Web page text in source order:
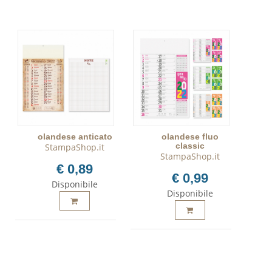
olandese anticato
StampaShop.it
€ 0,89
Disponibile
olandese fluo
classic
StampaShop.it
€ 0,99
Disponibile